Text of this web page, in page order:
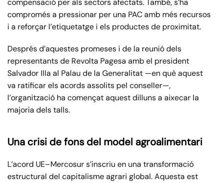
compensació per als sectors afectats. També, s’ha
compromés a pressionar per una PAC amb més recursos
i a reforçar l’etiquetatge i els productes de proximitat.
Després d’aquestes promeses i de la reunió dels
representants de Revolta Pagesa amb el president
Salvador Illa al Palau de la Generalitat —en què aquest
va ratificar els acords assolits pel conseller—,
l’organització ha començat aquest dilluns a aixecar la
majoria dels talls.
Una crisi de fons del model agroalimentari
L’acord UE–Mercosur s’inscriu en una transformació
estructural del capitalisme agrari global. Aquesta est